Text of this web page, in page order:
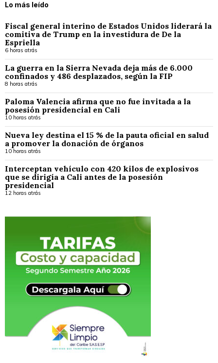
Lo más leído
Fiscal general interino de Estados Unidos liderará la
comitiva de Trump en la investidura de De la
Espriella
6 horas atrás
La guerra en la Sierra Nevada deja más de 6.000
confinados y 486 desplazados, según la FIP
8 horas atrás
Paloma Valencia afirma que no fue invitada a la
posesión presidencial en Cali
10 horas atrás
Nueva ley destina el 15 % de la pauta oficial en salud
a promover la donación de órganos
10 horas atrás
Interceptan vehículo con 420 kilos de explosivos
que se dirigía a Cali antes de la posesión
presidencial
12 horas atrás